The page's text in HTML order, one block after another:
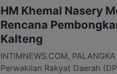
membangun Ruang Terbuka
masyarakat Palangka Raya
HM Khemal Nasery
Rencana
Kalteng
INTIMNEWS.COM,
Perwakilan Rakyat Daerah